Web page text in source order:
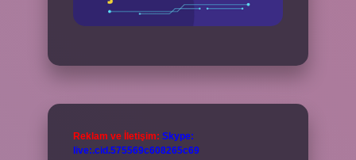
Reklam ve İletişim: Skype:
live:.cid.575569c608265c69